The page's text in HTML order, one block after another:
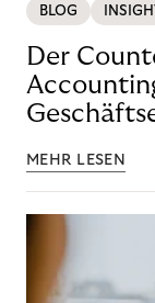
BLOG
Der
MEHR LESEN